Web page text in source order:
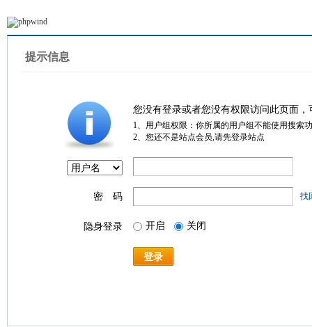
提示信息
您没有登录或者您没有权限访问此页面
1、用户组权限：你所属的用户组不能使用搜索
2、您还不是站点会员,请先登录站点
密 码 找
隐身登录 开启 关闭
登录